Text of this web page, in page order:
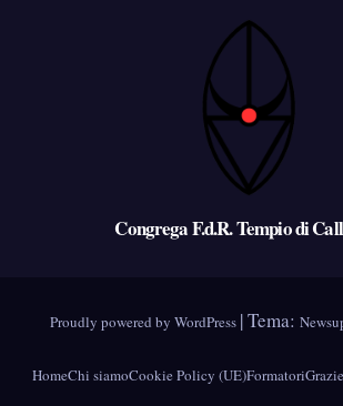
Congrega F.d.R. Tempio di
Proudly powered by WordPress |Tema:
HomeChi siamoCookie Policy (UE)Formatori